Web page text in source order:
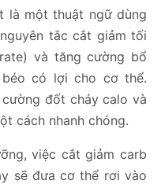
là một thuật ngữ dùng
tắc cắt giảm tối
và tăng cường bổ
có lợi cho cơ thể.
đốt cháy calo và
cách nhanh chóng.
việc cắt giảm carb
sẽ đưa cơ thể rơi vào